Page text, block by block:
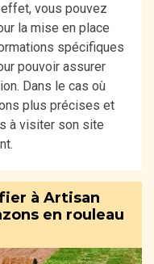
vous pouvez
la mise en place
spécifiques
pouvoir assurer
Dans le cas où
plus précises et
à visiter son site
à Artisan
en rouleau